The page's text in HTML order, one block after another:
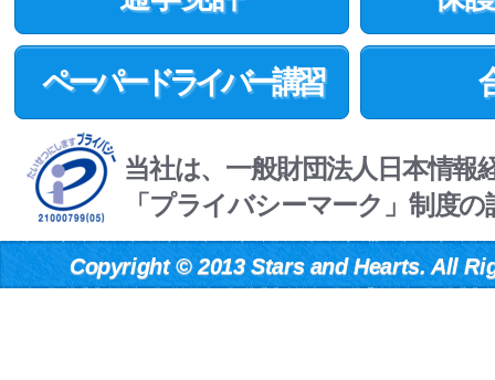
ペーパードライバー講習
当社は、一般財団法人日本情報
「プライバシーマーク」制度
Copyright©2013 Stars and Hearts. All